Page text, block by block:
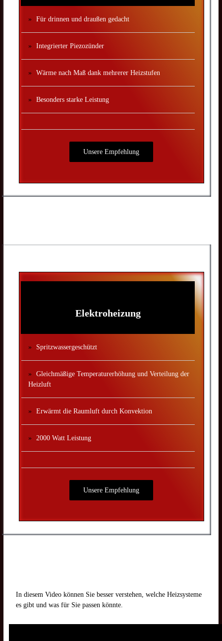
Für drinnen und draußen gedacht
Integrierter Piezozünder
Wärme nach Maß dank mehrerer Heizstufen
Besonders starke Leistung
Unsere Empfehlung
Elektroheizung
Spritzwassergeschützt
Gleichmäßige Temperaturerhöhung und Verteilung der
Heizluft
Erwärmt die Raumluft durch Konvektion
2000 Watt Leistung
Unsere Empfehlung
In diesem Video können Sie besser verstehen, welche Heizsysteme
es gibt und was für Sie passen könnte.